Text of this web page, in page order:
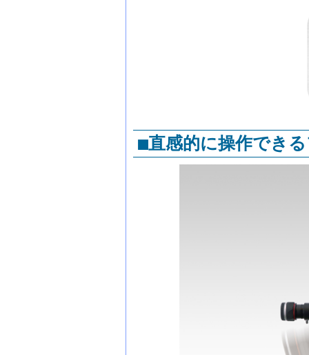
■直感的に操作でき